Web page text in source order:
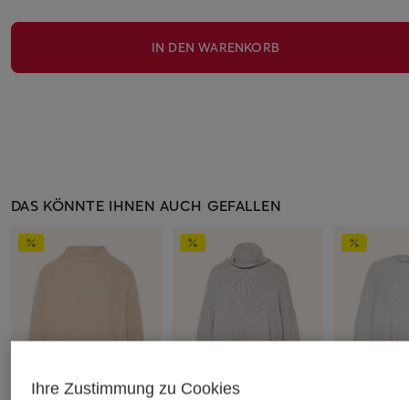
IN DEN WARENKORB
DAS KÖNNTE IHNEN AUCH GEFALLEN
Ihre Zustimmung zu Cookies